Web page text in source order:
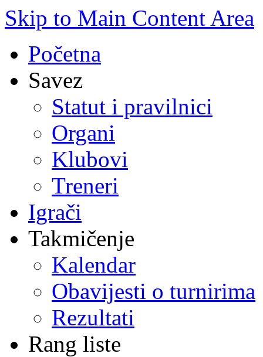
Skip to Main Content Area
Početna
Savez
Statut i pravilnici
Organi
Klubovi
Treneri
Igrači
Takmičenje
Kalendar
Obavijesti o turnirima
Rezultati
Rang liste